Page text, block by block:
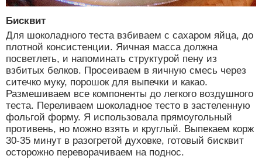
Бисквит
Для шоколадного теста взбиваем с сахаром яйца, до
плотной консистенции. Яичная масса должна
посветлеть, и напоминать структурой пену из
взбитых белков. Просеиваем в яичную смесь через
ситечко муку, порошок для выпечки и какао.
Размешиваем все компоненты до легкого воздушного
теста. Переливаем шоколадное тесто в застеленную
фольгой форму. Я использовала прямоугольный
противень, но можно взять и круглый. Выпекаем корж
30-35 минут в разогретой духовке, готовый бисквит
осторожно переворачиваем на поднос.